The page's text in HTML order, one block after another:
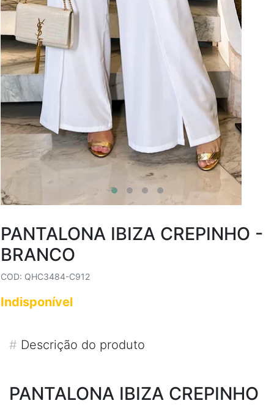
PANTALONA IBIZA CREPINHO -
BRANCO
COD: QHC3484-C912
Indisponível
# Descrição do produto
PANTALONA IBIZA CREPINHO